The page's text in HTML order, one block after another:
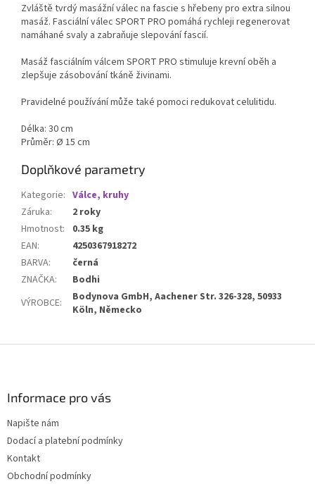
Zvláště tvrdý masážní válec na fascie s hřebeny pro extra silnou
masáž. Fasciální válec SPORT PRO pomáhá rychleji regenerovat
namáhané svaly a zabraňuje slepování fascií.
Masáž fasciálním válcem SPORT PRO stimuluje krevní oběh a
zlepšuje zásobování tkáně živinami.
Pravidelné používání může také pomoci redukovat celulitidu.
Délka: 30 cm
Průměr: Ø 15 cm
Doplňkové parametry
Kategorie: Válce, kruhy
Záruka:
2 roky
Hmotnost:
0.35 kg
EAN:
4250367918272
BARVA:
černá
ZNAČKA:
Bodhi
VÝROBCE:
Bodynova GmbH, Aachener Str. 326-328, 50933
Köln, Německo
Informace pro vás
Napište nám
Dodací a platební podmínky
Kontakt
Obchodní podmínky